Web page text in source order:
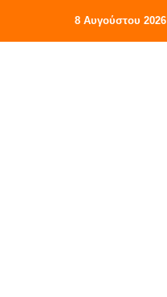
8 Αυγούστου 2026